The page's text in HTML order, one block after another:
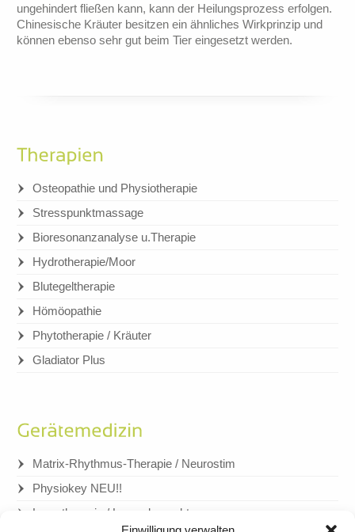
ungehindert fließen kann, kann der Heilungsprozess erfolgen.
Chinesische Kräuter besitzen ein ähnliches Wirkprinzip und
können ebenso sehr gut beim Tier eingesetzt werden.
Osteopathie und Physiotherapie
Stresspunktmassage
Bioresonanzanalyse u.Therapie
Hydrotherapie/Moor
Blutegeltherapie
Hömöopathie
Phytotherapie / Kräuter
Gladiator Plus
Matrix-Rhythmus-Therapie / Neurostim
Physiokey NEU!!
Lasertherapie / Laserakupunktur